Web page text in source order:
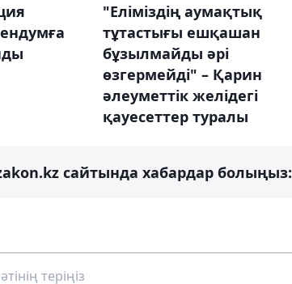
"Еліміздің аумақтық
тұтастығы ешқашан
бұзылмайды әрі
өзгермейді" – Қарин
әлеуметтік желідегі
қауесеттер туралы
сайтында хабардар болыңыз: